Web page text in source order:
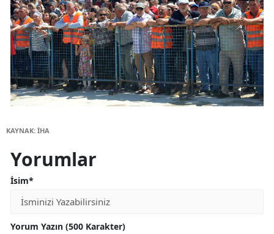
KAYNAK: İHA
Yorumlar
İsim*
Yorum Yazın (500 Karakter)